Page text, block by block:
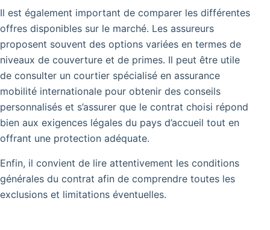
Il est également important de comparer les différentes
offres disponibles sur le marché. Les assureurs
proposent souvent des options variées en termes de
niveaux de couverture et de primes. Il peut être utile
de consulter un courtier spécialisé en assurance
mobilité internationale pour obtenir des conseils
personnalisés et s’assurer que le contrat choisi répond
bien aux exigences légales du pays d’accueil tout en
offrant une protection adéquate.
Enfin, il convient de lire attentivement les conditions
générales du contrat afin de comprendre toutes les
exclusions et limitations éventuelles.